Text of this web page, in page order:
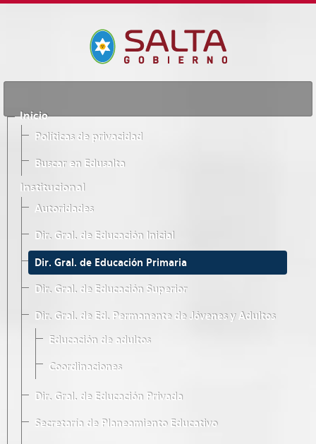
Inicio
Políticas de privacidad
Buscar en Edusalta
Institucional
Autoridades
Dir. Gral. de Educación Inicial
Dir. Gral. de Educación Primaria
Dir. Gral. de Educación Superior
Dir. Gral. de Ed. Permanente de Jóvenes y Adultos
Educación de adultos
Coordinaciones
Dir. Gral. de Educación Privada
Secretaría de Planeamiento Educativo